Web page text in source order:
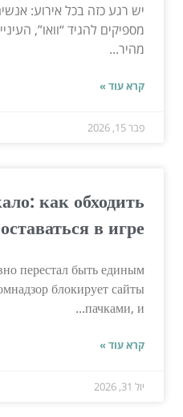
יש רגע כזה בכל אירוע:
מספיקים להגיד “וואו”,
מהיר...
קרא עוד »
פבר 15, 2026
как обходить
в игре
перестал быть единым
блокирует сайты
пачками, и...
קרא עוד »
יול 31, 2026